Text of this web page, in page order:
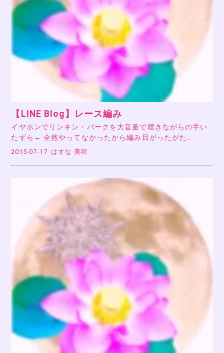
【LINE Blog】レース編み
イヤホンでリンキン・パークを大音量で聴きながらの手い
たずら← 全然やってなかったから編み目がったがた…
2015-07-17 はすな 美羽